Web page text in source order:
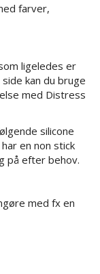
farver,
ligeledes er
kan du bruge
med Distress
silicone
en non stick
på efter behov.
med fx en